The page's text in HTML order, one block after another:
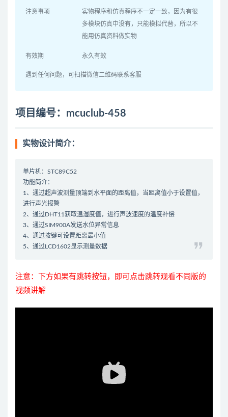
注意事项
实物程序和仿真程序不一定一致，因为有很
多模块仿真中没有，只能模拟代替，所以不
能用仿真资料做实物
有效期 永久有效
遇到任何问题，可扫描微信二维码联系客服
项目编号：mcuclub-458
实物设计简介：
单片机：STC89C52
功能简介：
1、通过超声波测量顶端到水平面的距离值，当距离值小于设置值，
进行声光报警
2、通过DHT11获取温湿度值，进行声波速度的温度补偿
3、通过SIM900A发送水位异常信息
4、通过按键可设置距离最小值
5、通过LCD1602显示测量数据
注意：下方如果有跳转按钮，即可点击跳转观看不同版的
视频讲解